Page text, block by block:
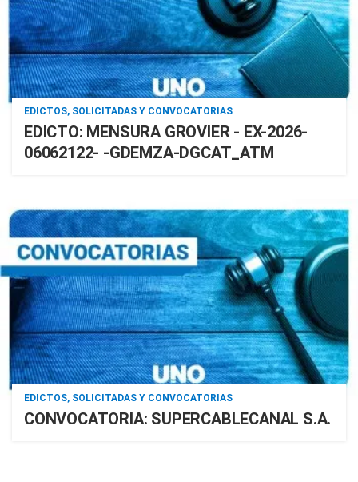
EDICTOS, SOLICITADAS Y CONVOCATORIAS
EDICTO: MENSURA GROVIER - EX-2026-
06062122- -GDEMZA-DGCAT_ATM
EDICTOS, SOLICITADAS Y CONVOCATORIAS
CONVOCATORIA: SUPERCABLECANAL S.A.